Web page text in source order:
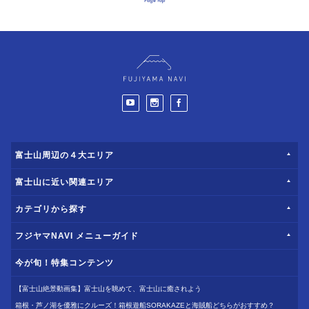
富士山周辺の４大エリア
富士山に近い関連エリア
カテゴリから探す
フジヤマNAVI メニューガイド
今が旬！特集コンテンツ
【富士山絶景動画集】富士山を眺めて、富士山に癒されよう
箱根・芦ノ湖を優雅にクルーズ！箱根遊船SORAKAZEと海賊船どちらがおすすめ？